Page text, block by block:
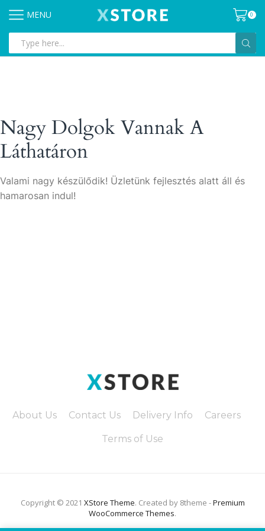
MENU 0
input
Nagy Dolgok Vannak A
Láthatáron
Valami nagy készülődik! Üzletünk fejlesztés alatt áll és
hamarosan indul!
About Us Contact Us Delivery Info Careers
Terms of Use
Copyright © 2021 XStore Theme. Created by 8theme -Premium
WooCommerce Themes.